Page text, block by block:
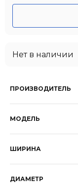
ПРОИЗВОДИТЕЛЬ
МОДЕЛЬ
ШИРИНА
ДИАМЕТР
Нет в наличии